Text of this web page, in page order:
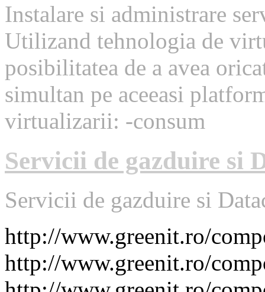
Instalare si administrare
Utilizand tehnologia de
posibilitatea de a avea
simultan pe aceeasi
virtualizarii: -consum
Servicii de gazduire si
Servicii de gazduire si
http://www.greenit.ro/
http://www.greenit.ro/